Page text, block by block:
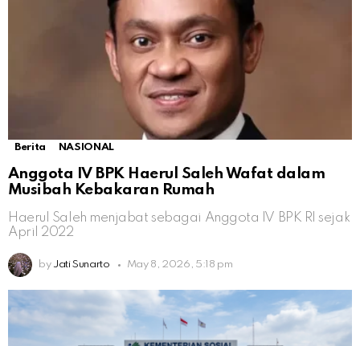
Berita NASIONAL
Anggota IV BPK Haerul Saleh Wafat dalam
Musibah Kebakaran Rumah
Haerul Saleh menjabat sebagai Anggota IV BPK RI sejak
April 2022
by Jati Sunarto May 8, 2026, 5:18 pm